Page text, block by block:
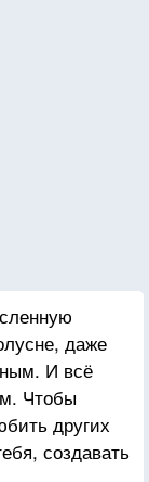
даже
И всё
Чтобы
других
создавать